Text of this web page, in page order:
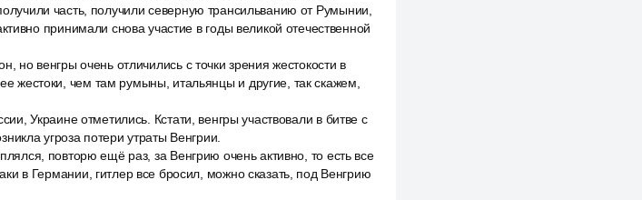
часть, получили северную трансильванию от Румынии,
принимали снова участие в годы великой отечественной
но венгры очень отличились с точки зрения жестокости в
жестоки, чем там румыны, итальянцы и другие, так скажем,
Украине отметились. Кстати, венгры участвовали в битве с
угроза потери утраты Венгрии.
повторю ещё раз, за Венгрию очень активно, то есть все
в Германии, гитлер все бросил, можно сказать, под Венгрию